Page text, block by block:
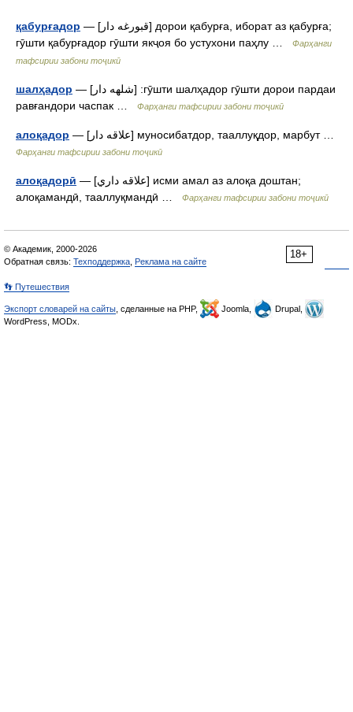
қабурғадор — [قبورغه دار] дорои қабурға, иборат аз қабурға;
гӯшти қабурғадор гӯшти якҷоя бо устухони паҳлу …
Фарҳанги
тафсирии забони тоҷикӣ
шалҳадор — [شلهه دار] :гӯшти шалҳадор гӯшти дорои пардаи
равғандори часпак …
Фарҳанги тафсирии забони тоҷикӣ
алоқадор — [علاقه دار] муносибатдор, тааллуқдор, марбут …
Фарҳанги тафсирии забони тоҷикӣ
алоқадорӣ — [علاقه داري] исми амал аз алоқа доштан;
алоқамандӣ, тааллуқмандӣ …
Фарҳанги тафсирии забони тоҷикӣ
18+
© Академик, 2000-2026
Обратная связь: Техподдержка Реклама на сайте
👣 Путешествия
Экспорт словарей на сайты , сделанные на PHP, Joomla,
Drupal,
WordPress, MODx.